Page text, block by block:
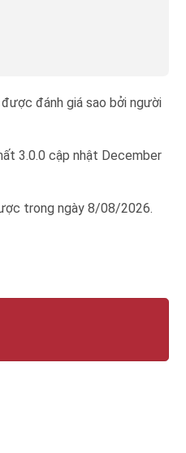
đánh giá sao bởi người
3.0.0 cập nhật December
trong ngày 8/08/2026.